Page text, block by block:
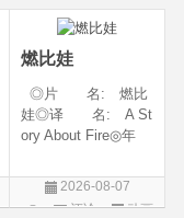
期: 2026-08-05(美
国)◎IMDb评分: 6
剧
燃比娃
◎片 名: 燃比
娃◎译 名: A St
ory About Fire◎年
地: 中国大陆◎
类 别: 动画 / 奇
2026-08-07
评论
动画